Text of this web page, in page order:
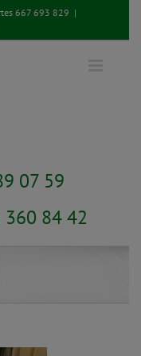
667 693 829 |
07 59
360 84 42